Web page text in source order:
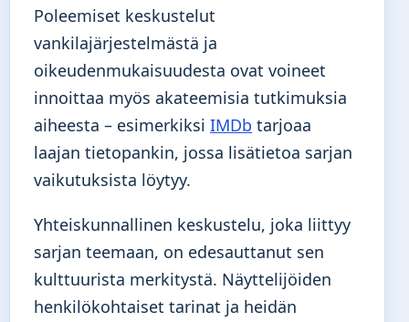
Poleemiset keskustelut
vankilajärjestelmästä ja
oikeudenmukaisuudesta ovat voineet
innoittaa myös akateemisia tutkimuksia
aiheesta – esimerkiksi IMDb tarjoaa
laajan tietopankin, jossa lisätietoa sarjan
vaikutuksista löytyy.
Yhteiskunnallinen keskustelu, joka liittyy
sarjan teemaan, on edesauttanut sen
kulttuurista merkitystä. Näyttelijöiden
henkilökohtaiset tarinat ja heidän